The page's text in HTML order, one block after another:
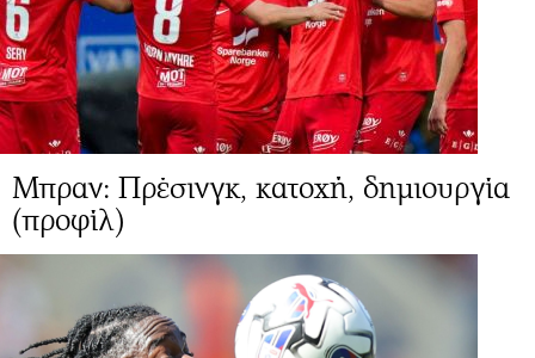
Μπραν: Πρέσινγκ, κατοχή, δημιουργία
(προφίλ)